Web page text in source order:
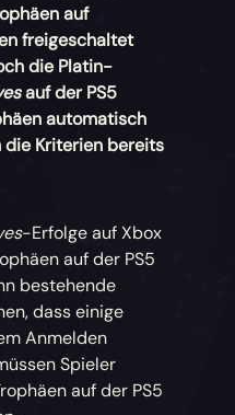
auf
freigeschaltet
die Platin-
auf der PS5
automatisch
Kriterien bereits
-Erfolge auf Xbox
auf der PS5
bestehende
dass einige
Anmelden
Spieler
auf der PS5